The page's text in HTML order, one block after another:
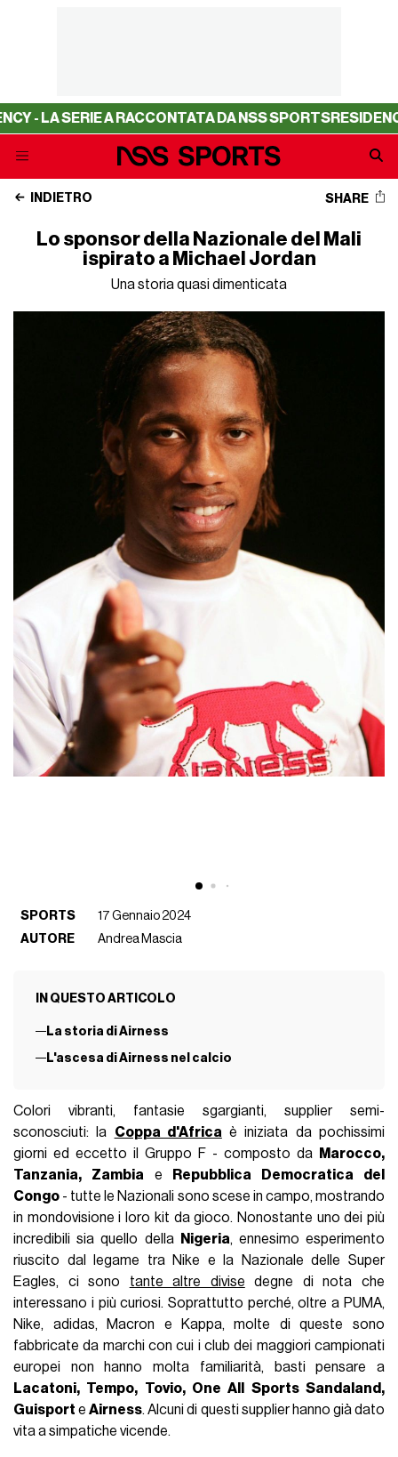
A RACCONTATA DA NSS SPORTSRESIDENCY - LA
INDIETRO SHARE
Lo sponsor della Nazionale del Mali
ispirato a Michael Jordan
Una storia quasi dimenticata
SPORTS
17 Gennaio 2024
AUTORE
Andrea Mascia
IN QUESTO ARTICOLO
La storia di Airness
L'ascesa di Airness nel calcio
Colori vibranti, fantasie sgargianti, supplier semi-
sconosciuti: la Coppa d'Africa è iniziata da pochissimi
giorni ed eccetto il Gruppo F - composto da
Marocco,
Tanzania, Zambia e
Repubblica Democratica del
Congo - tutte le Nazionali sono scese in campo, mostrando
in mondovisione i loro kit da gioco. Nonostante uno dei più
incredibili sia quello della
Nigeria, ennesimo esperimento
riuscito dal legame tra Nike e la Nazionale delle Super
Eagles, ci sono tante altre divise degne di nota che
interessano i più curiosi. Soprattutto perché, oltre a PUMA,
Nike, adidas, Macron e Kappa, molte di queste sono
fabbricate da marchi con cui i club dei maggiori campionati
europei non hanno molta familiarità, basti pensare a
Lacatoni, Tempo, Tovio, One All Sports Sandaland,
Guisport eAirness. Alcuni di questi supplier hanno già dato
vita a simpatiche vicende.